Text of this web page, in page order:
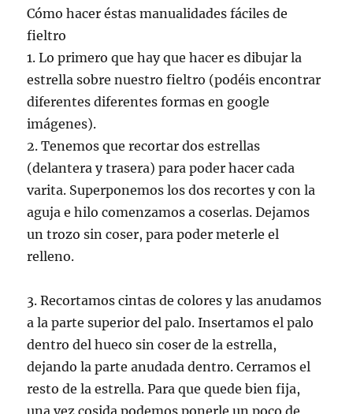
Cómo hacer éstas manualidades fáciles de
fieltro
1. Lo primero que hay que hacer es dibujar la
estrella sobre nuestro fieltro (podéis encontrar
diferentes diferentes formas en google
imágenes).
2. Tenemos que recortar dos estrellas
(delantera y trasera) para poder hacer cada
varita. Superponemos los dos recortes y con la
aguja e hilo comenzamos a coserlas. Dejamos
un trozo sin coser, para poder meterle el
relleno.
3. Recortamos cintas de colores y las anudamos
a la parte superior del palo. Insertamos el palo
dentro del hueco sin coser de la estrella,
dejando la parte anudada dentro. Cerramos el
resto de la estrella. Para que quede bien fija,
una vez cosida podemos ponerle un poco de